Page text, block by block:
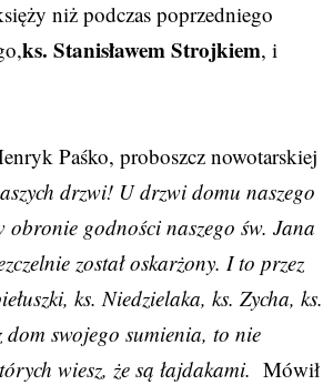
niż podczas poprzedniego
ks. Stanisławem Strojkiem, i
Paśko, proboszcz nowotarskiej
drzwi! U drzwi domu naszego
obronie godności naszego św. Jana
został oskarżony. I to przez
ks. Niedzielaka, ks. Zycha, ks.
dom swojego sumienia, to nie
wiesz, że są łajdakami. Mówił